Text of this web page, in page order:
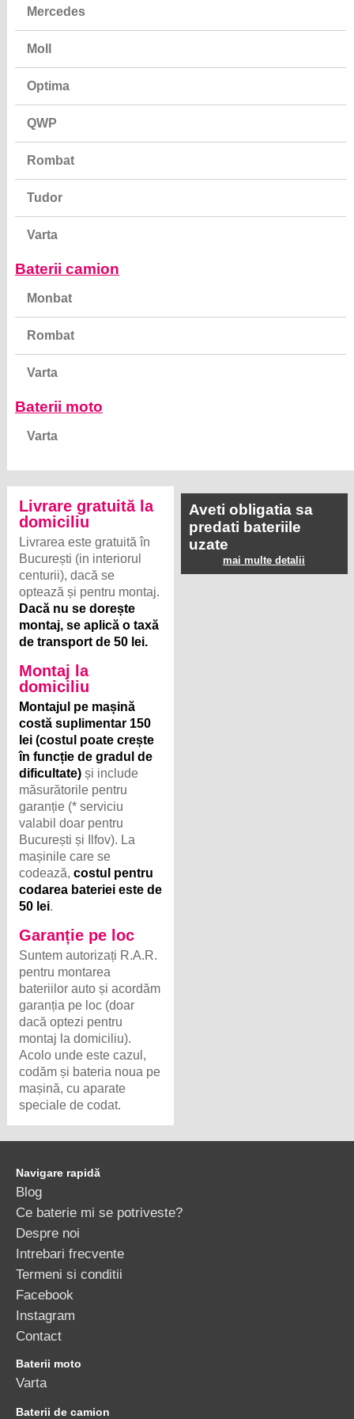
Mercedes
Moll
Optima
QWP
Rombat
Tudor
Varta
Baterii camion
Monbat
Rombat
Varta
Baterii moto
Varta
Livrare gratuită la
domiciliu
Livrarea este gratuită în
București (in interiorul
centurii), dacă se
optează și pentru montaj.
Dacă nu se dorește
montaj, se aplică o taxă
de transport de 50 lei.
Montaj la
domiciliu
Montajul pe mașină
costă suplimentar 150
lei (costul poate crește
în funcție de gradul de
dificultate) și include
măsurătorile pentru
garanție (* serviciu
valabil doar pentru
București și Ilfov). La
mașinile care se
codează,costul pentru
codarea bateriei este de
50 lei.
Garanție pe loc
Suntem autorizați R.A.R.
pentru montarea
bateriilor auto și acordăm
garanția pe loc (doar
dacă optezi pentru
montaj la domiciliu).
Acolo unde este cazul,
codăm și bateria noua pe
mașină, cu aparate
speciale de codat.
Aveti obligatia sa
predati bateriile
uzate
mai multe detalii
Navigare rapidă
Blog
Ce baterie mi se potriveste?
Despre noi
Intrebari frecvente
Termeni si conditii
Facebook
Instagram
Contact
Baterii moto
Varta
Baterii de camion